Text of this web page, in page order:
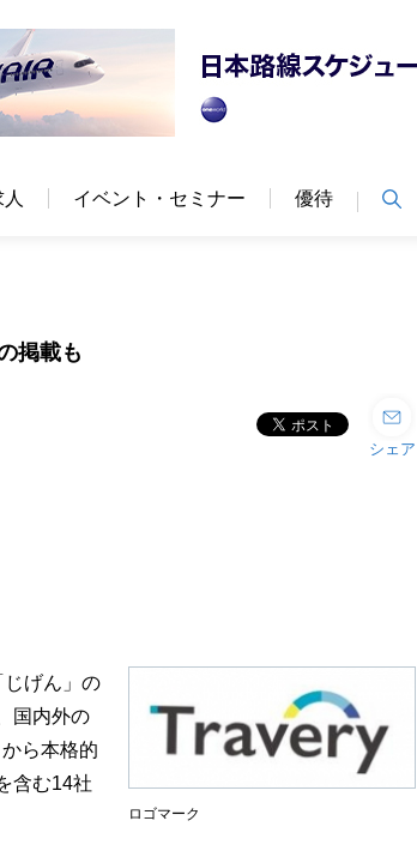
イベント・セミナー 優待
掲載も
シェア
ロゴマーク
げん」の
国内外の
ら本格的
含む14社